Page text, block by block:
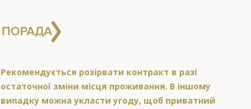
Рекомендується розірвати контракт в разі
остаточної зміни місця проживання. В іншому
випадку можна укласти угоду, щоб приватний